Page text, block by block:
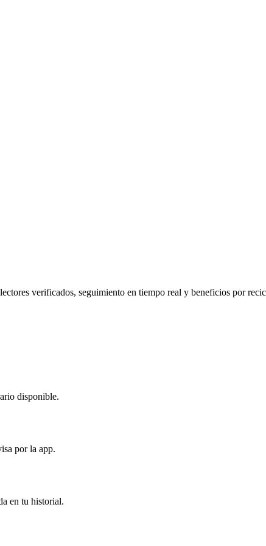
verificados, seguimiento en tiempo real y beneficios por
disponible.
por la app.
en tu historial.